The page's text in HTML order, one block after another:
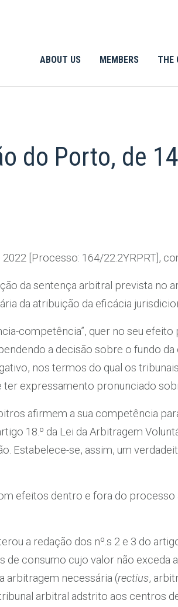
ABOUT US MEMBERS THE
do Porto, de
[Processo: 164/22.2YRPRT],
da sentença arbitral prevista no
da atribuição da eficácia
competência”, quer no seu
a decisão sobre o fundo da
nos termos do qual os
expressamento pronunciado
afirmem a sua competência
18.º da Lei da Arbitragem
Estabelece-se, assim, um
efeitos dentro e fora do
a redação dos nº.s 2 e 3 do
consumo cujo valor não exceda
arbitragem necessária (rectius,
arbitral adstrito aos centros